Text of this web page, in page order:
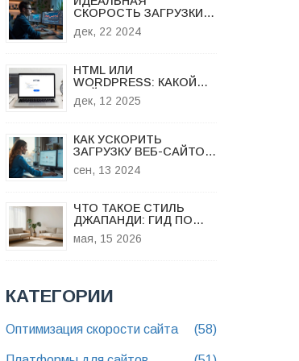
СКОРОСТЬ ЗАГРУЗКИ:
КАК УЛУЧШИТЬ
ПРОИЗВОДИТЕЛЬНОСТЬ
дек, 22 2024
HTML ИЛИ
WORDPRESS: КАКОЙ
САЙТ ЛУЧШЕ ВЫБРАТЬ
ДЛЯ ВАШЕГО ПРОЕКТА
дек, 12 2025
КАК УСКОРИТЬ
ЗАГРУЗКУ ВЕБ-САЙТОВ
В GOOGLE CHROME
сен, 13 2024
ЧТО ТАКОЕ СТИЛЬ
ДЖАПАНДИ: ГИД ПО
ЯПОНСКО-
СКАНДИНАВСКОМУ
мая, 15 2026
КАТЕГОРИИ
Оптимизация скорости сайта (58)